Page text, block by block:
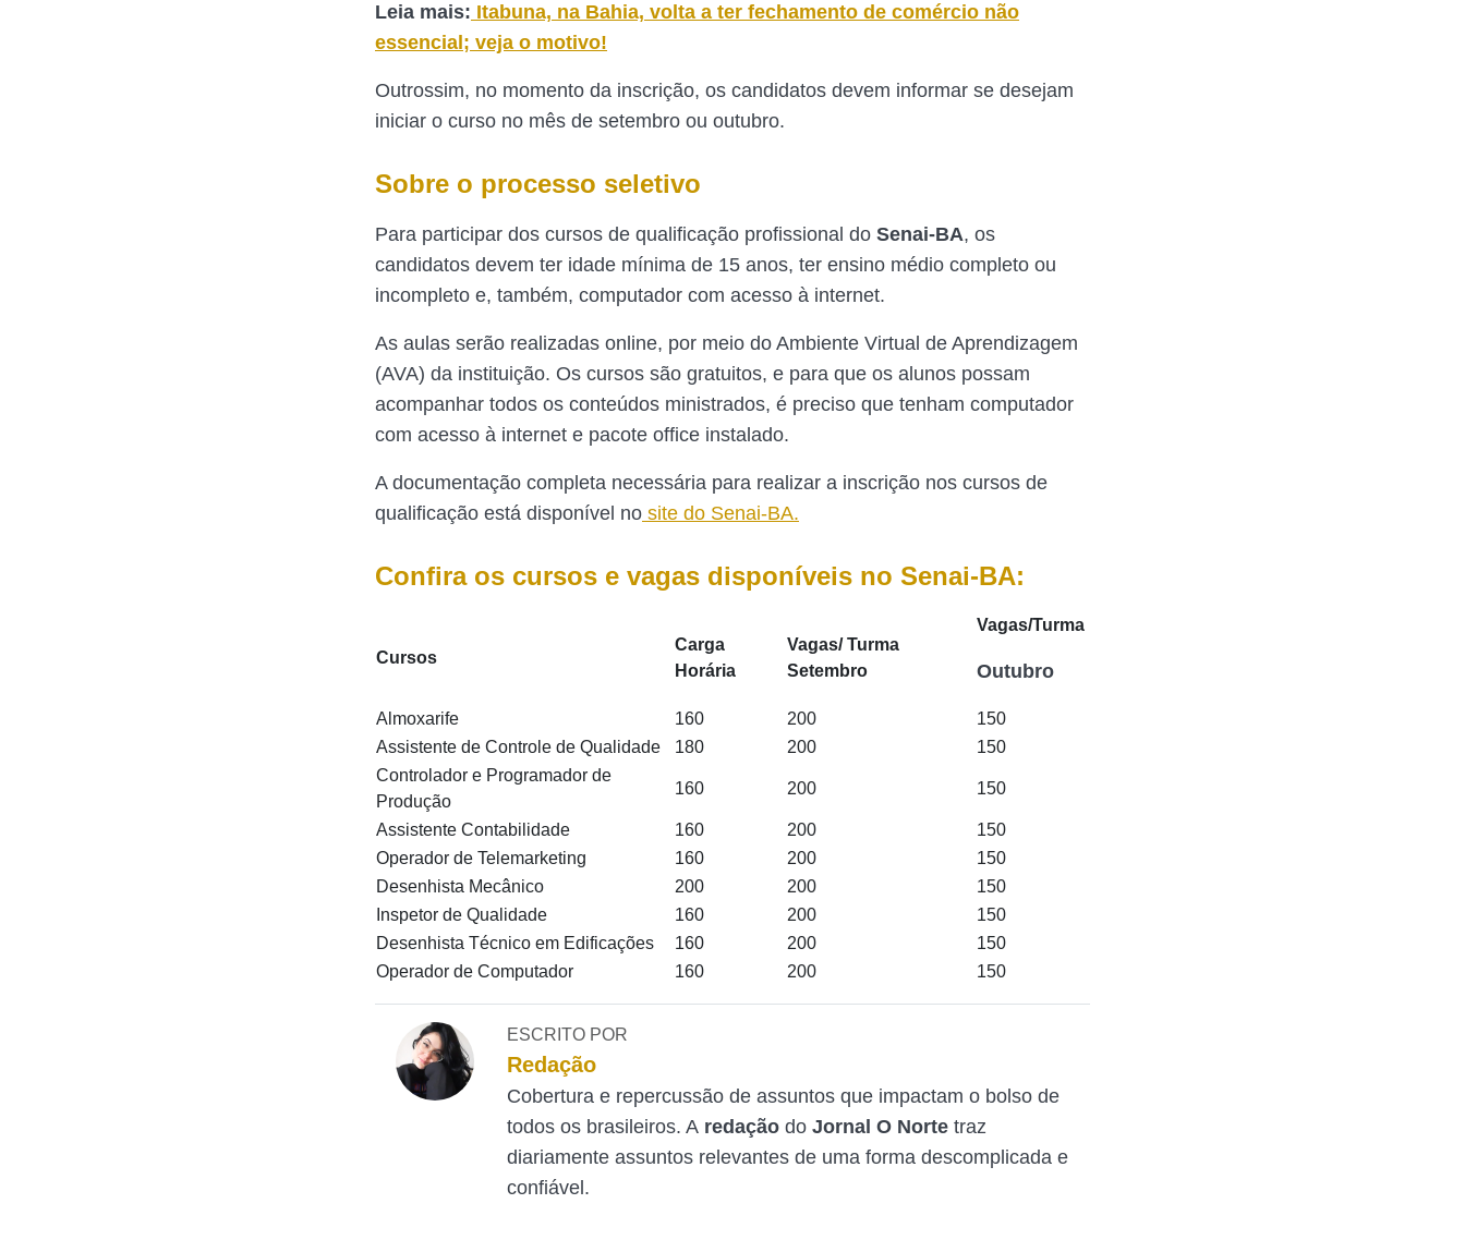
Leia mais: Itabuna, na Bahia, volta a ter fechamento de comércio não
essencial; veja o motivo!
Outrossim, no momento da inscrição, os candidatos devem informar se desejam
iniciar o curso no mês de setembro ou outubro.
Sobre o processo seletivo
Para participar dos cursos de qualificação profissional do Senai-BA, os
candidatos devem ter idade mínima de 15 anos, ter ensino médio completo ou
incompleto e, também, computador com acesso à internet.
As aulas serão realizadas online, por meio do Ambiente Virtual de Aprendizagem
(AVA) da instituição. Os cursos são gratuitos, e para que os alunos possam
acompanhar todos os conteúdos ministrados, é preciso que tenham computador
com acesso à internet e pacote office instalado.
A documentação completa necessária para realizar a inscrição nos cursos de
qualificação está disponível no site do Senai-BA.
Confira os cursos e vagas disponíveis no Senai-BA:
Cursos
Carga
Horária
Vagas/ Turma
Setembro
Vagas/Turma
Outubro
Almoxarife 160 200
150
Assistente de Controle de Qualidade
180 200
150
Controlador e Programador de
Produção
160 200 150
Assistente Contabilidade 160 200
150
Operador de Telemarketing
160 200
150
Desenhista Mecânico
200 200
150
Inspetor de Qualidade
160 200
150
Desenhista Técnico em Edificações
160 200
150
Operador de Computador
160 200 150
ESCRITO POR
Redação
Cobertura e repercussão de assuntos que impactam o bolso de
todos os brasileiros. A redaçãodoJornal O Nortetraz
diariamente assuntos relevantes de uma forma descomplicada e
confiável.